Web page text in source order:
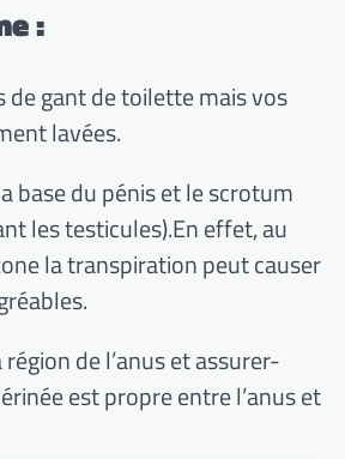
:
de gant de toilette mais vos
lavées.
base du pénis et le scrotum
les testicules).En effet, au
la transpiration peut causer
de l’anus et assurer-
est propre entre l’anus et